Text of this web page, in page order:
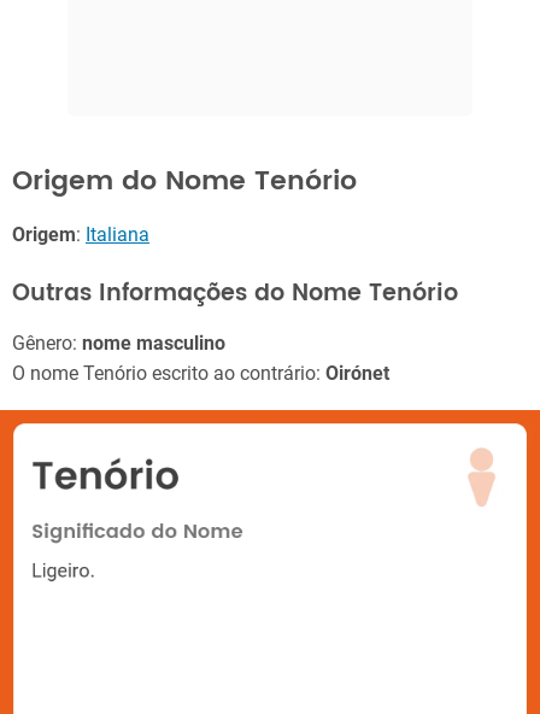
Origem do Nome Tenório
Origem: Italiana
Outras Informações do Nome Tenório
Gênero: nome masculino
O nome Tenório escrito ao contrário: Oirónet